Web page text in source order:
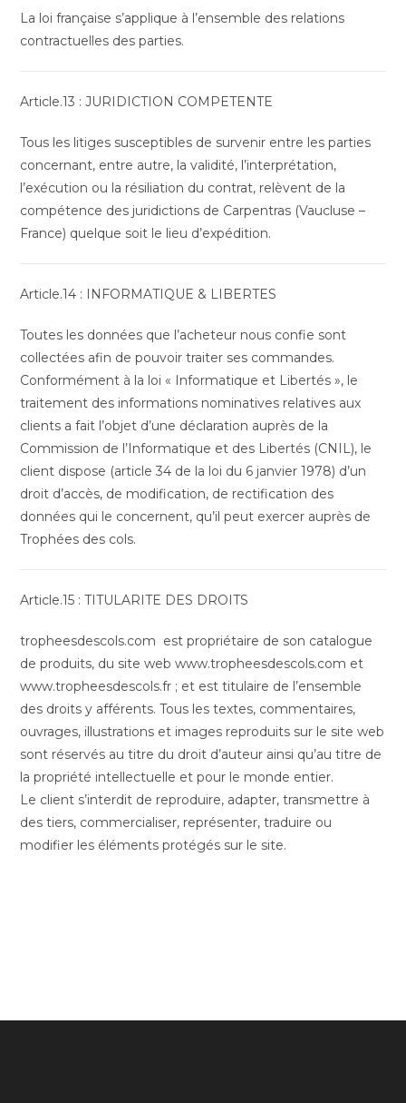
La loi française s’applique à l’ensemble des relations
contractuelles des parties.
Article.13 : JURIDICTION COMPETENTE
Tous les litiges susceptibles de survenir entre les parties
concernant, entre autre, la validité, l’interprétation,
l’exécution ou la résiliation du contrat, relèvent de la
compétence des juridictions de Carpentras (Vaucluse –
France) quelque soit le lieu d’expédition.
Article.14 : INFORMATIQUE & LIBERTES
Toutes les données que l’acheteur nous confie sont
collectées afin de pouvoir traiter ses commandes.
Conformément à la loi « Informatique et Libertés », le
traitement des informations nominatives relatives aux
clients a fait l’objet d’une déclaration auprès de la
Commission de l’Informatique et des Libertés (CNIL), le
client dispose (article 34 de la loi du 6 janvier 1978) d’un
droit d’accès, de modification, de rectification des
données qui le concernent, qu’il peut exercer auprès de
Trophées des cols.
Article.15 : TITULARITE DES DROITS
tropheesdescols.com est propriétaire de son catalogue
de produits, du site web www.tropheesdescols.com et
www.tropheesdescols.fr ; et est titulaire de l’ensemble
des droits y afférents. Tous les textes, commentaires,
ouvrages, illustrations et images reproduits sur le site web
sont réservés au titre du droit d’auteur ainsi qu’au titre de
la propriété intellectuelle et pour le monde entier.
Le client s’interdit de reproduire, adapter, transmettre à
des tiers, commercialiser, représenter, traduire ou
modifier les éléments protégés sur le site.